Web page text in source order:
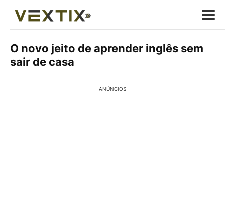
O novo jeito de aprender inglês sem
sair de casa
ANÚNCIOS